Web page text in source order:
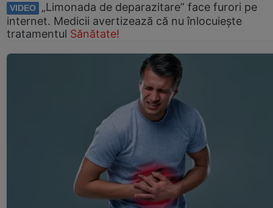
VIDEO
„Limonada de deparazitare” face furori pe
internet. Medicii avertizează că nu înlocuiește
tratamentul Sănătate!